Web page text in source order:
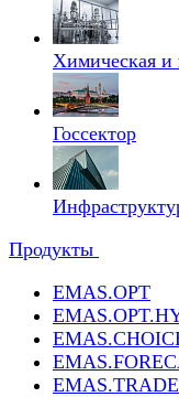
Химическая и
Госсектор
Продукты
EMAS.OPT
EMAS.TRADE